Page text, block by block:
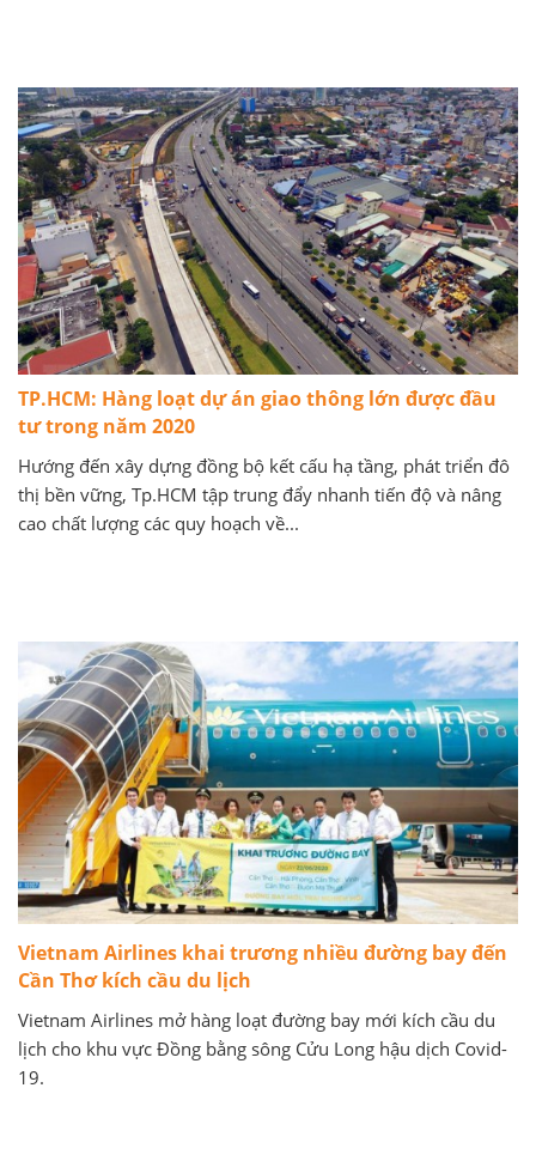
TP.HCM: Hàng loạt dự án giao thông lớn được đầu
tư trong năm 2020
Hướng đến xây dựng đồng bộ kết cấu hạ tầng, phát triển đô
thị bền vững, Tp.HCM tập trung đẩy nhanh tiến độ và nâng
cao chất lượng các quy hoạch về...
Vietnam Airlines khai trương nhiều đường bay đến
Cần Thơ kích cầu du lịch
Vietnam Airlines mở hàng loạt đường bay mới kích cầu du
lịch cho khu vực Đồng bằng sông Cửu Long hậu dịch Covid-
19.